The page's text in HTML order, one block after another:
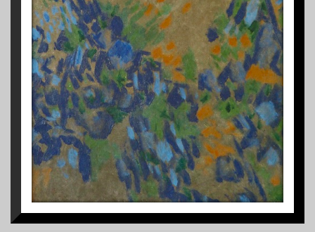
1
S/TÍTULO
1963